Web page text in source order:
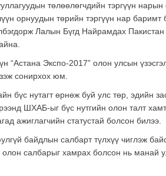
төлөөлөгчдийн тэргүүн нарын
төрийн тэргүүн нар баримт
Лалын Бүгд Найрамдах
“Астана Экспо-2017” олон улсын
сонирхох юм.
нутагт өрнөж буй улс төр, эдийн
ШХАБ-ыг бүс нутгийн олон талт
ажиглагчийн статустай болсон билээ.
байдлын салбарт түлхүү чиглэж
олон салбарыг хамрах болсон нь манай